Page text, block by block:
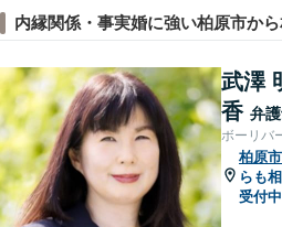
内縁関係・事実婚に強い柏原市か
武澤
香 弁
ボーリバ
柏原市
らも
受付中